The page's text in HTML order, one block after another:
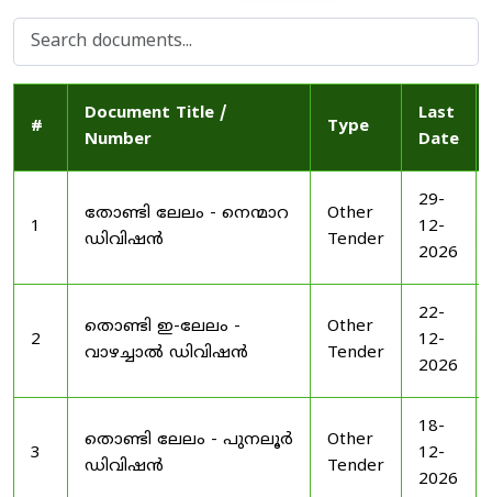
#
Document Title /
Number
Type
Last
Date
1
തോണ്ടി ലേലം - നെന്മാറ
ഡിവിഷൻ
Other
Tender
29-
12-
2026
2
തൊണ്ടി ഇ-ലേലം -
വാഴച്ചാൽ ഡിവിഷൻ
Other
Tender
22-
12-
2026
3
തൊണ്ടി ലേലം - പുനലൂർ
ഡിവിഷൻ
Other
Tender
18-
12-
2026